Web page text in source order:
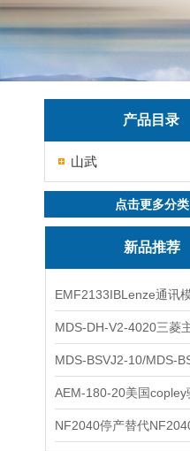
产品目录
山武
点击更多分类
新品推荐